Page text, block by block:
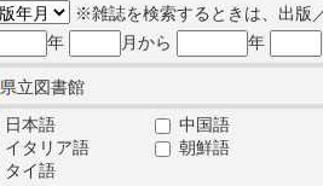
※雑誌を検索するときは、出版
年
月から 年
県立図書館
日本語
中国語
イタリア語
朝鮮語
タイ語